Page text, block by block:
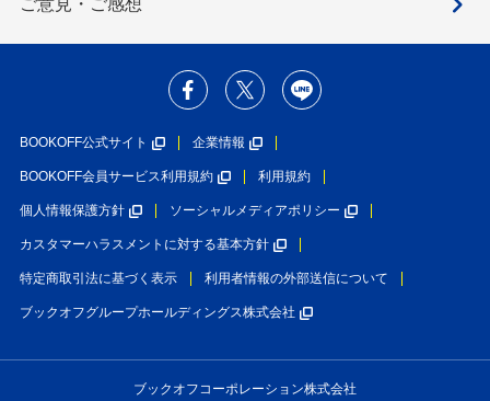
BOOKOFF公式サイト 企業情報
BOOKOFF会員サービス利用規約 利用規約
個人情報保護方針 ソーシャルメディアポリシー
カスタマーハラスメントに対する基本方針
特定商取引法に基づく表示 利用者情報の外部送信について
ブックオフグループホールディングス株式会社
ブックオフコーポレーション株式会社